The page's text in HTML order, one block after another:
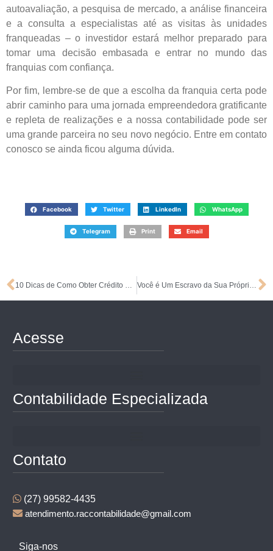
autoavaliação, a pesquisa de mercado, a análise financeira
e a consulta a especialistas até as visitas às unidades
franqueadas – o investidor estará melhor preparado para
tomar uma decisão embasada e entrar no mundo das
franquias com confiança.
Por fim, lembre-se de que a escolha da franquia certa pode
abrir caminho para uma jornada empreendedora gratificante
e repleta de realizações e a nossa contabilidade pode ser
uma grande parceira no seu novo negócio. Entre em contato
conosco se ainda ficou alguma dúvida.
Facebook Twitter LinkedIn WhatsApp
Telegram Print Email
Acesse
Contabilidade Especializada
Contato
(27) 99582-4435
atendimento.raccontabilidade@gmail.com
Siga-nos